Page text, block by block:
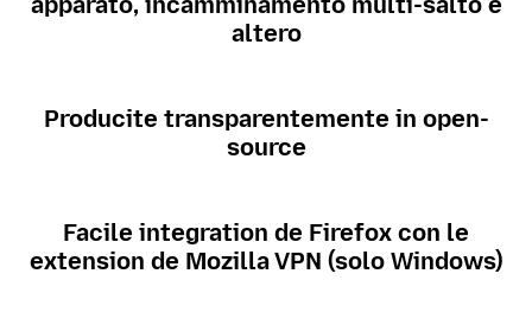
altero
Producite transparentemente in open-
source
Facile integration de Firefox con le
extension de Mozilla VPN (solo Windows)